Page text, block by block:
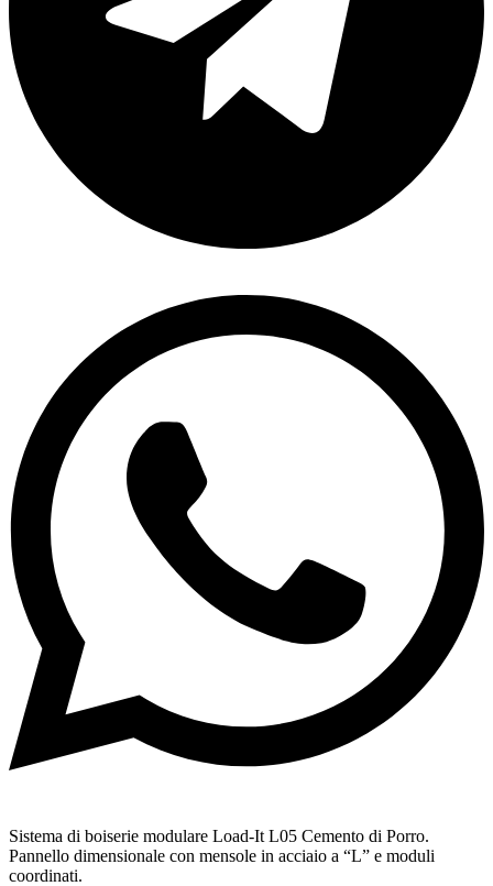
Sistema di boiserie modulare Load-It L05 Cemento di Porro.
Pannello dimensionale con mensole in acciaio a “L” e moduli
coordinati.